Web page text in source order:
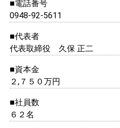
■電話番号
0948-92-5611
■代表者
代表取締役 久保 正二
■資本金
２,７５０万円
■社員数
６２名